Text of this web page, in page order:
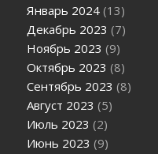
Январь 2024 (13)
Декабрь 2023 (7)
Ноябрь 2023 (9)
Октябрь 2023 (8)
Сентябрь 2023 (8)
Август 2023 (5)
Июль 2023 (2)
Июнь 2023 (9)